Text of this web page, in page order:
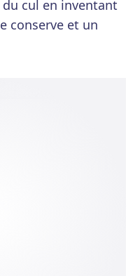
cul en inventant
conserve et un